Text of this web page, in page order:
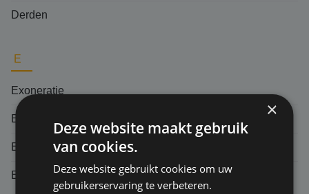
Derden
E
Exoneratie
En-bloc clausule
Each and every claim
Eigen schade
×
Deze website maakt gebruik
van cookies.
Deze website gebruikt cookies om uw
gebruikerservaring te verbeteren.